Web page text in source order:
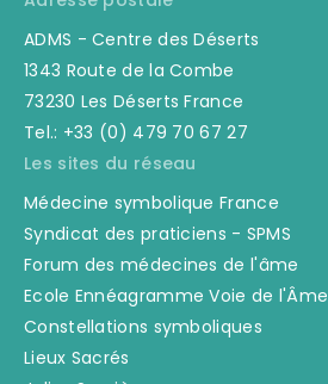
ADMS - Centre des Déserts
1343 Route de la Combe
73230 Les Déserts France
Tel.: +33 (0) 479 70 67 27
Les sites du réseau
Médecine symbolique France
Syndicat des praticiens - SPMS
Forum des médecines de l'âme
Ecole Ennéagramme Voie de l'Âme
Constellations symboliques
Lieux Sacrés